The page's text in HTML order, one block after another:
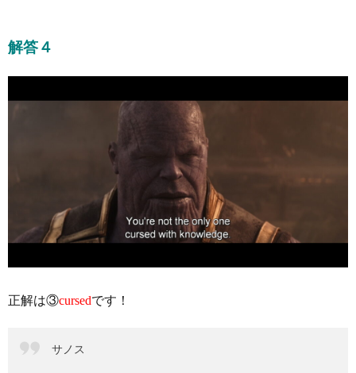
解答４
正解は③cursedです！
サノス